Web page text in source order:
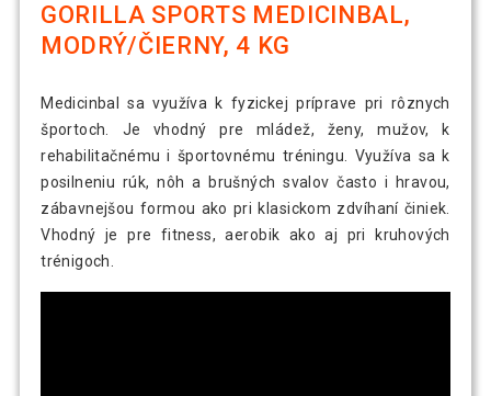
GORILLA SPORTS MEDICINBAL,
MODRÝ/ČIERNY, 4 KG
Medicinbal sa využíva k fyzickej príprave pri rôznych
športoch. Je vhodný pre mládež, ženy, mužov, k
rehabilitačnému i športovnému tréningu. Využíva sa k
posilneniu rúk, nôh a brušných svalov často i hravou,
zábavnejšou formou ako pri klasickom zdvíhaní činiek.
Vhodný je pre fitness, aerobik ako aj pri kruhových
trénigoch.